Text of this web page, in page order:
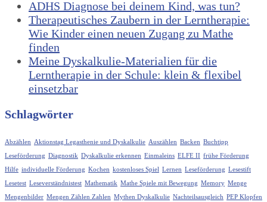
ADHS Diagnose bei deinem Kind, was tun?
Therapeutisches Zaubern in der Lerntherapie:
Wie Kinder einen neuen Zugang zu Mathe
finden
Meine Dyskalkulie-Materialien für die
Lerntherapie in der Schule: klein & flexibel
einsetzbar
Schlagwörter
Abzählen Aktionstag Legasthenie und Dyskalkulie Auszählen Backen Buchtipp
Leseförderung Diagnostik Dyskalkulie erkennen Einmaleins ELFE II frühe Förderung
Hilfe individuelle Förderung Kochen kostenloses Spiel Lernen Leseförderung Lesestift
Lesetest Leseverständnistest Mathematik Mathe Spiele mit Bewegung Memory Menge
Mengenbilder Mengen Zählen Zahlen Mythen Dyskalkulie Nachteilsausgleich PEP Klopfen